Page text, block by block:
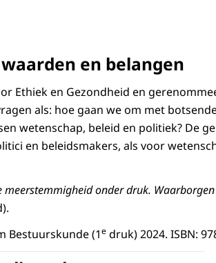
en belangen
Ethiek en Gezondheid en
als: hoe gaan we om met
wetenschap, beleid en politiek? De
en beleidsmakers, als voor
meerstemmigheid onder druk.
Bestuurskunde (1e druk) 2024. ISBN: